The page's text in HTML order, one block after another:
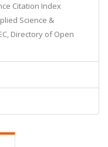
Citation Index
Science &
Directory of Open